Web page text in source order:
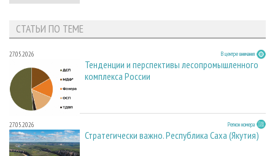
СТАТЬИ ПО ТЕМЕ
27.05.2026 В центре внимания
Тенденции и перспективы лесопромышленного
комплекса России
27.05.2026 Регион номера
Стратегически важно. Республика Саха (Якутия)